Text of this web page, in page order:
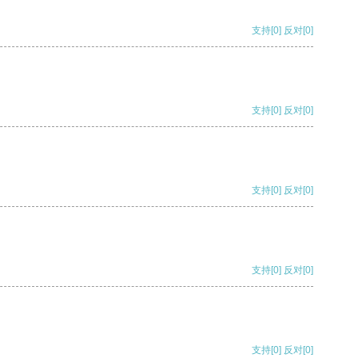
支持[0] 反对[0]
支持[0] 反对[0]
支持[0] 反对[0]
支持[0] 反对[0]
支持[0] 反对[0]